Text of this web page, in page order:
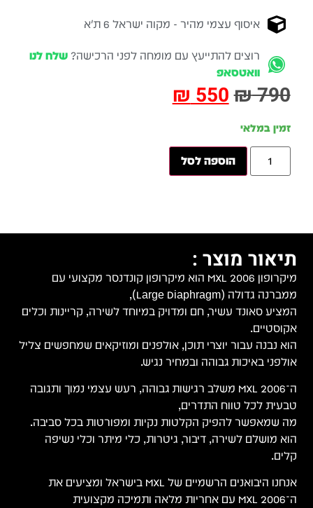
איסוף עצמי מהיר - מקוה ישראל 6 ת״א
רוצים להתייעץ עם מומחה לפני הרכישה? שלח לנו
וואטסאפ
₪790
₪550
זמין במלאי
הוספה לסל
תיאור מוצר :
מיקרופון MXL 2006 הוא מיקרופון קונדנסר מקצועי עם
ממברנה גדולה (Large Diaphragm),
המציע סאונד עשיר, חם ומדויק במיוחד לשירה, קריינות וכלים
אקוסטיים.
הוא נבנה עבור יוצרי תוכן, אולפנים ומוזיקאים שמחפשים צליל
אולפני באיכות גבוהה ובמחיר נגיש.
ה־MXL 2006 משלב רגישות גבוהה, רעש עצמי נמוך ותגובה
טבעית לכל טווח התדרים,
מה שמאפשר להפיק הקלטות נקיות ומפורטות בכל סביבה.
הוא מושלם לשירה, דיבור, גיטרות, כלי מיתר וכלי נשיפה
קלים.
אנחנו היבואנים הרשמיים של MXL בישראל ומציעים את
ה־MXL 2006 עם אחריות מלאה ותמיכה מקצועית